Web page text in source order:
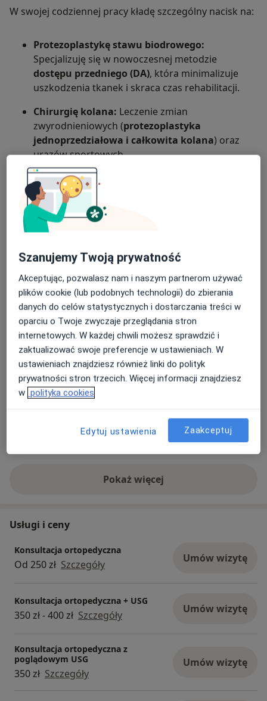
W swojej codziennej pracy kładę szczególny nacisk na:
Protezoplastykę stawu biodrowego:
Specjalizuję się w nowoczesnej metodzie
dostępu przedniego (DA), która minimalizuje
uszkodzenia tkanek i skraca czas rehabilitacji.
Chirurgię kolana: Leczenie zmian
zwyrodnieniowych (protezoplastyka
jednoprzedziałowa i całkowita kolana) oraz
urazów sportowych.
Chirurgię barku:
przebiegu zmian zwyrodnieniowych i
pourazowych
Małoinwazyjną chirurgię stopy (MIS) -
DMMO
Leczenie chorób zwyrodnieniowych stawów
Chirurgię rękim.in.: zespoły uciskowe (np.
zespół cieśni nadgarstka, zespół kanału Guyona,
zespół rowka nerwu łokciowego), palce
zatrzaskujące, choroba de Quervaina,
protezoplastykę stawów rąk (m.in. proteza CMC -
stawu nadgarstkowo-śródręcznego kciuka)
Traumatologię:
złamań i urazów narządu ruchu
Medycynę regeneracyjną:
osocza bogatopłytkowego
Iniekcje dostawowe
więcejO mnie
Zakres porad
Ortopedia i traumatologia narządu ruchu
Główne obszary pomocy
Ból kolana Złamania
Łokieć tenisisty
Ból biodra
Ból barku +48a11y_sr_more_diseases
Pacjenci których przyjmuję
Rodzaje konsultacji
Zobacz lokalizacje (2)
Pokaż więcejo doświadczeniu
Usługi i ceny
Konsultacja ortopedyczna
Od 250 zł Szczegóły Umów wizytę
Konsultacja ortopedyczna + USG
350 zł - 400 zł Szczegóły Umów wizytę
Konsultacja ortopedyczna z
poglądowym USG
350 zł Szczegóły
Umów wizytę
Szanujemy Twoją prywatność
Akceptując, pozwalasz nam i naszym partnerom używać
plików cookie (lub podobnych technologii) do zbierania
danych do celów statystycznych i dostarczania treści w
oparciu o Twoje zwyczaje przeglądania stron
internetowych. W każdej chwili możesz sprawdzić i
zaktualizować swoje preferencje w ustawieniach. W
ustawieniach znajdziesz również linki do polityk
prywatności stron trzecich. Więcej informacji znajdziesz
w polityka cookies
Edytuj ustawienia Zaakceptuj